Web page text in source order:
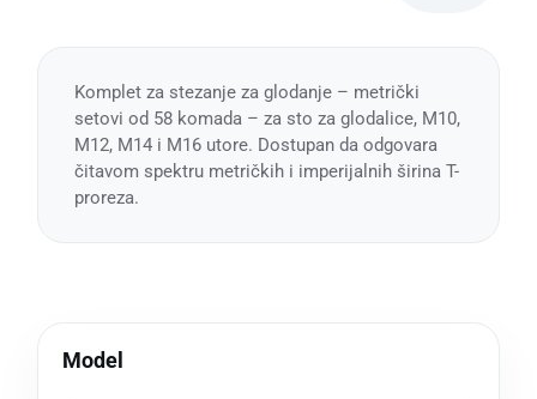
Komplet za stezanje za glodanje – metrički
setovi od 58 komada – za sto za glodalice, M10,
M12, M14 i M16 utore. Dostupan da odgovara
čitavom spektru metričkih i imperijalnih širina T-
proreza.
Model